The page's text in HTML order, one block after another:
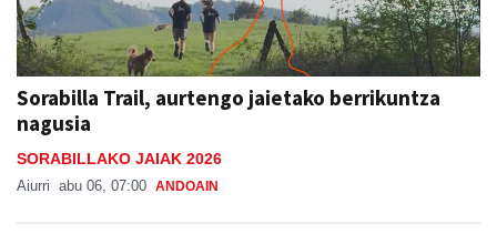
Sorabilla Trail, aurtengo jaietako berrikuntza
nagusia
SORABILLAKO JAIAK 2026
Aiurri abu 06, 07:00 ANDOAIN